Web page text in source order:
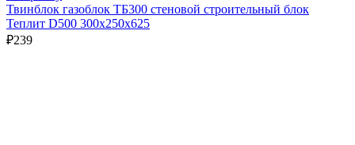
Твинблок газоблок ТБ300 стеновой строительный блок
Теплит D500 300х250х625
₽239